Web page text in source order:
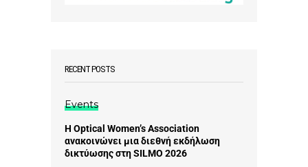
RECENT POSTS
Events
Η Optical Women’s Association
ανακοινώνει μια διεθνή εκδήλωση
δικτύωσης στη SILMO 2026